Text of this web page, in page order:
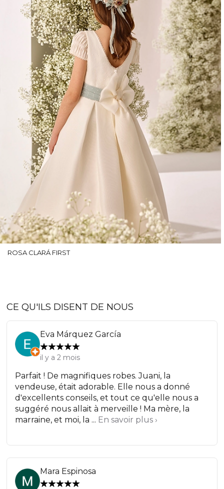
ROSA CLARÁ FIRST
CE QU'ILS DISENT DE NOUS
Eva Márquez García
il y a 2 mois
Parfait ! De magnifiques robes. Juani, la
vendeuse, était adorable. Elle nous a donné
d'excellents conseils, et tout ce qu'elle nous a
suggéré nous allait à merveille ! Ma mère, la
marraine, et moi, la ... En savoir plus ›
Mara Espinosa